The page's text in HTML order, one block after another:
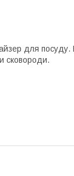
для
сковороди.